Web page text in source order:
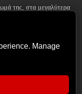
της, στα μεγαλύτερα
Manage